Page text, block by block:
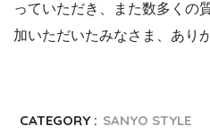
っていただき、また数多くの
加いただいたみなさま、あり
CATEGORY : SANYO STYLE